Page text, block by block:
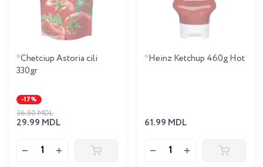
*Chetciup Astoria cili
330gr
-17%
29.99 MDL
36.50 MDL
*Heinz Ketchup 460g Hot
61.99 MDL